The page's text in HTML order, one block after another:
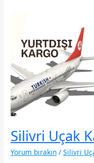
Silivri Uçak
Yorum bırakın /Silivri